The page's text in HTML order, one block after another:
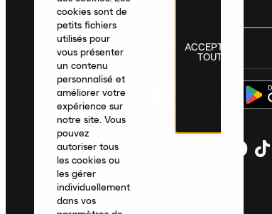
France|Français
cookies sont de
petits fichiers
utilisés pour
vous présenter
un contenu
personnalisé et
améliorer votre
expérience sur
notre site. Vous
pouvez
autoriser tous
les cookies ou
les gérer
individuellement
dans vos
ACCEPTER
TOUT